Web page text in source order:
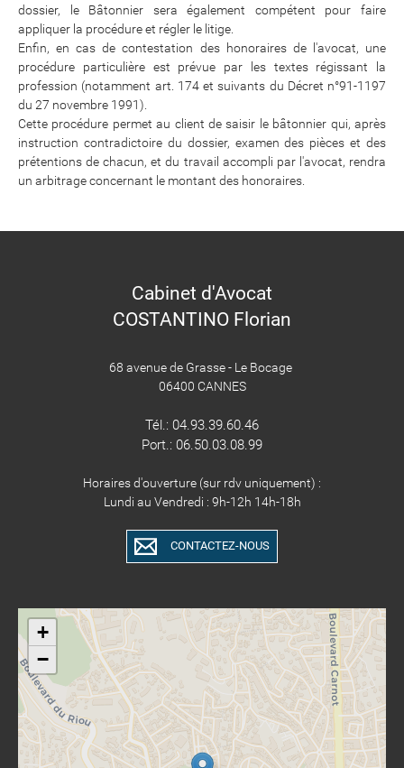
dossier, le Bâtonnier sera également compétent pour faire
appliquer la procédure et régler le litige.
Enfin, en cas de contestation des honoraires de l'avocat, une
procédure particulière est prévue par les textes régissant la
profession (notamment art. 174 et suivants du Décret n°91-1197
du 27 novembre 1991).
Cette procédure permet au client de saisir le bâtonnier qui, après
instruction contradictoire du dossier, examen des pièces et des
prétentions de chacun, et du travail accompli par l'avocat, rendra
un arbitrage concernant le montant des honoraires.
Cabinet d'Avocat
COSTANTINO Florian
68 avenue de Grasse - Le Bocage
06400 CANNES
Tél.: 04.93.39.60.46​​​​​​
Port.: 06.50.03.08.99
Horaires d'ouverture (sur rdv uniquement) :
Lundi au Vendredi : 9h-12h 14h-18h
CONTACTEZ-NOUS
+
−